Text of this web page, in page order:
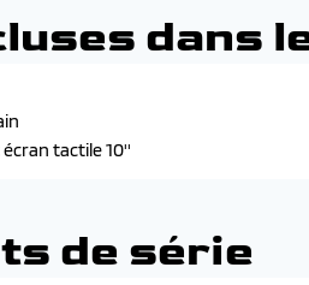
dans
tactile 10''
de série